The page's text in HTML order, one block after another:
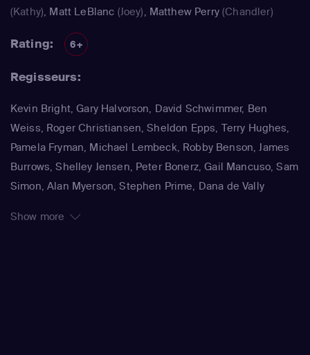
(Kathy), Matt LeBlanc (Joey), Matthew Perry(Chandler)
Rating: 6+
Regisseurs:
Kevin Bright, Gary Halvorson, David Schwimmer, Ben
Weiss, Roger Christiansen, Sheldon Epps, Terry Hughes,
Pamela Fryman, Michael Lembeck, Robby Benson, James
Burrows, Shelley Jensen, Peter Bonerz, Gail Mancuso, Sam
Simon, Alan Myerson, Stephen Prime, Dana de Vally
Show more